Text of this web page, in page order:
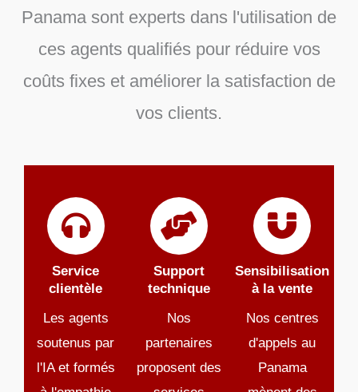
Panama sont experts dans l'utilisation de
ces agents qualifiés pour réduire vos
coûts fixes et améliorer la satisfaction de
vos clients.
Service
clientèle
Les agents
soutenus par
l'IA et formés
Support
technique
Nos
partenaires
proposent des
Sensibilisation
à la vente
Nos centres
d'appels au
Panama